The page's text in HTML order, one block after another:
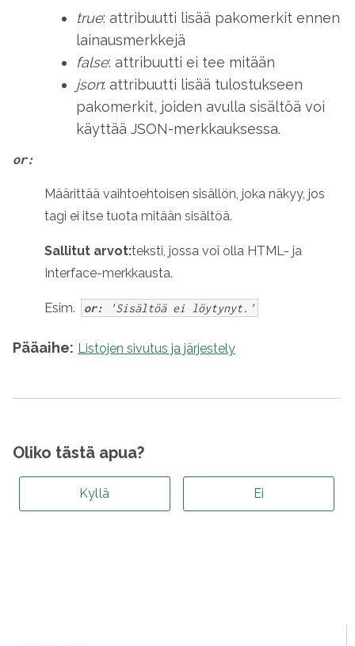
true: attribuutti lisää pakomerkit ennen
lainausmerkkejä
false: attribuutti ei tee mitään
json: attribuutti lisää tulostukseen
pakomerkit, joiden avulla sisältöä voi
käyttää JSON-merkkauksessa.
or:
Määrittää vaihtoehtoisen sisällön, joka näkyy, jos
tagi ei itse tuota mitään sisältöä.
Sallitut arvot:teksti, jossa voi olla HTML- ja
Interface-merkkausta.
Esim. or: 'Sisältöä ei löytynyt.'
Pääaihe: Listojen sivutus ja järjestely
Oliko tästä apua?
Kyllä Ei